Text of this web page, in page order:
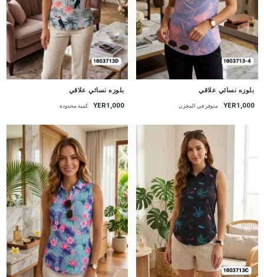
جديد
بلوزه نسائي علاقي
YER1,000 متوفر في المخزن
جديد
بلوزه نسائي علاقي
YER1,000 كمية محدودة